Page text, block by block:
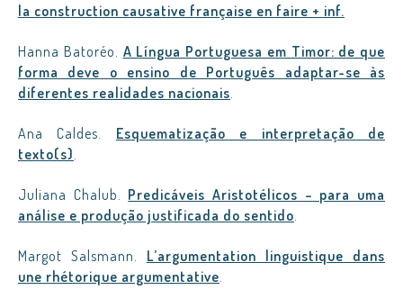
la construction causative française en faire + inf.
Hanna Batoréo. A Língua Portuguesa em Timor: de que
forma deve o ensino de Português adaptar-se às
diferentes realidades nacionais.
Ana Caldes. Esquematização e interpretação de
texto(s).
Juliana Chalub. Predicáveis Aristotélicos – para uma
análise e produção justificada do sentido.
Margot Salsmann. L’argumentation linguistique dans
une rhétorique argumentative.